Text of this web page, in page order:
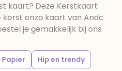
kaart? Deze Kerstkaart
kerst enzo kaart van Andc
je gemakkelijk bij ons
Papier
Hip en trendy